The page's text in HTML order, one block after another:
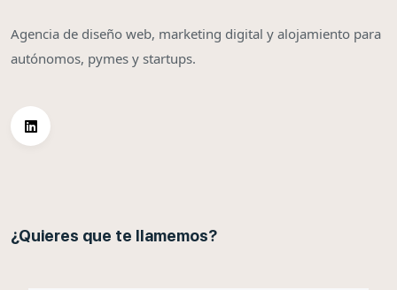
Agencia de diseño web, marketing digital y alojamiento para
autónomos, pymes y startups.
¿Quieres que te llamemos?